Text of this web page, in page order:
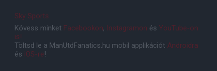
Sky Sports
Kövess minket Facebookon, Instagramon és YouTube-on
is!
Töltsd le a ManUtdFanatics.hu mobil applikációt Androidra
és iOS-re!